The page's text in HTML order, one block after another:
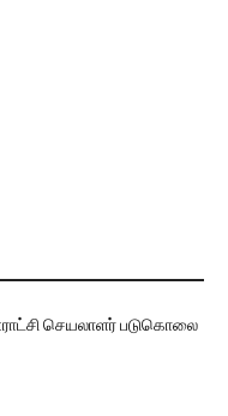
செயலாளர் படுகொலை